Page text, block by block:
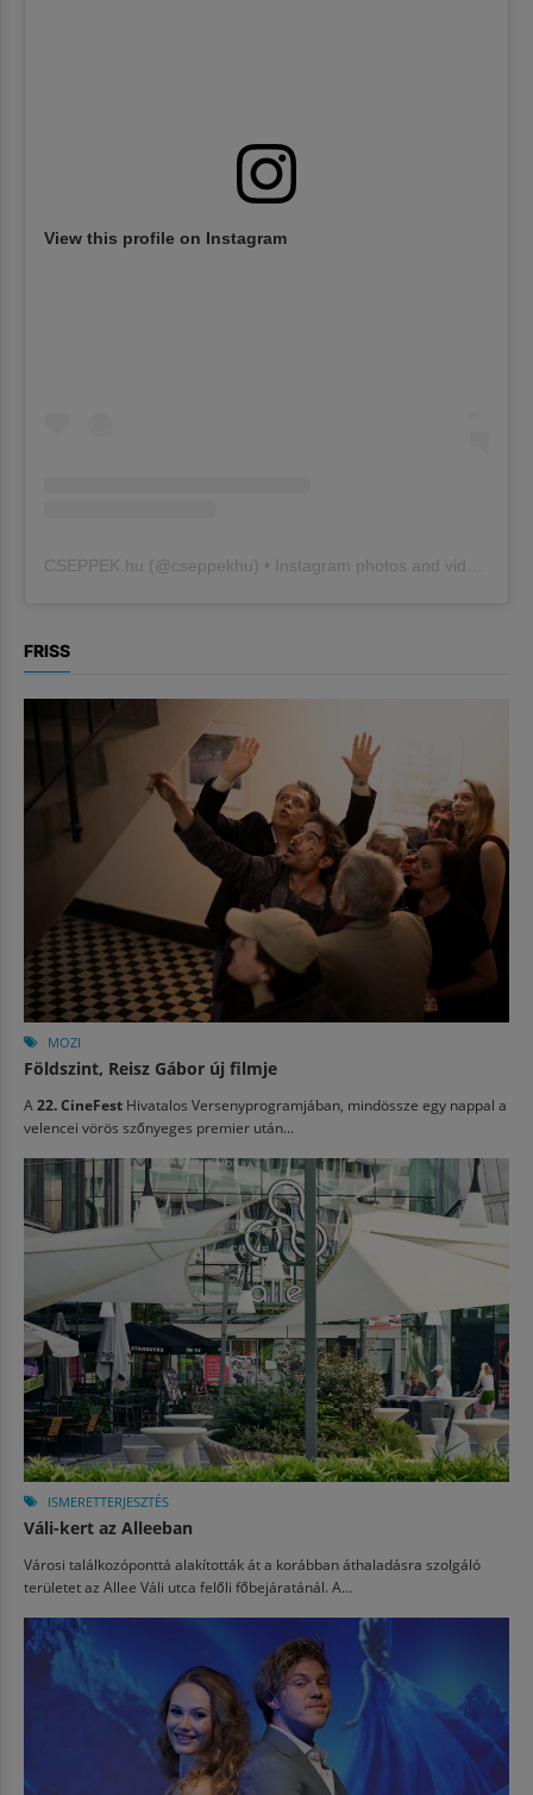
View this profile on Instagram
CSEPPEK.hu (@cseppekhu ) • Instagram photos and videos
FRISS
MOZI
Földszint, Reisz Gábor új filmje
A 22. CineFest Hivatalos Versenyprogramjában, mindössze egy nappal a
velencei vörös szőnyeges premier után...
ISMERETTERJESZTÉS
Váli-kert az Alleeban
Városi találkozóponttá alakították át a korábban áthaladásra szolgáló
területet az Allee Váli utca felőli főbejáratánál. A...